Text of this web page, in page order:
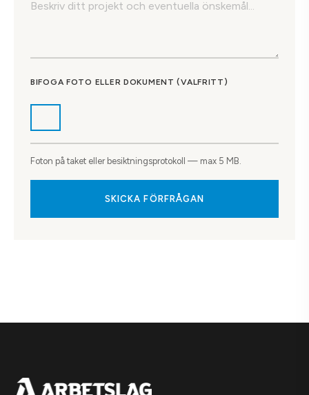
BIFOGA FOTO ELLER DOKUMENT (VALFRITT)
Foton på taket eller besiktningsprotokoll — max 5 MB.
SKICKA FÖRFRÅGAN